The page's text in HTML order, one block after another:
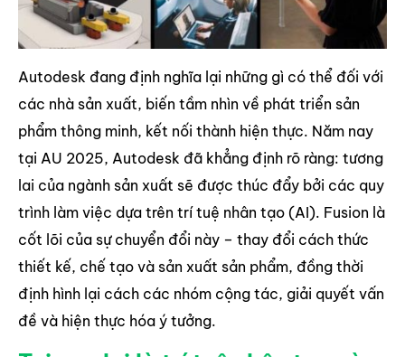
Autodesk đang định nghĩa lại những gì có thể đối với
các nhà sản xuất, biến tầm nhìn về phát triển sản
phẩm thông minh, kết nối thành hiện thực. Năm nay
tại AU 2025, Autodesk đã khẳng định rõ ràng: tương
lai của ngành sản xuất sẽ được thúc đẩy bởi các quy
trình làm việc dựa trên trí tuệ nhân tạo (AI). Fusion là
cốt lõi của sự chuyển đổi này – thay đổi cách thức
thiết kế, chế tạo và sản xuất sản phẩm, đồng thời
định hình lại cách các nhóm cộng tác, giải quyết vấn
đề và hiện thực hóa ý tưởng.